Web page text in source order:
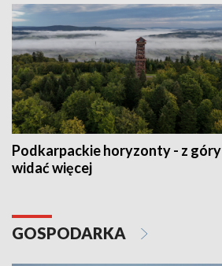
Podkarpackie horyzonty - z góry
widać więcej
GOSPODARKA